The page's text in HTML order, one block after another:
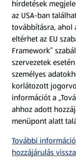
Árcsökkentés
Adattörlő
Szervizpont
(új oldalon nyílik
Fedezz fel
Töltsd le az ALDI
hirdetések
az USA-ban
továbbításra, ahol
eltérhet az EU
Framework”
szervezetek
személyes
korlátozott
információt a
ahhoz adott
menüpont alatt
További
hozzájárulás